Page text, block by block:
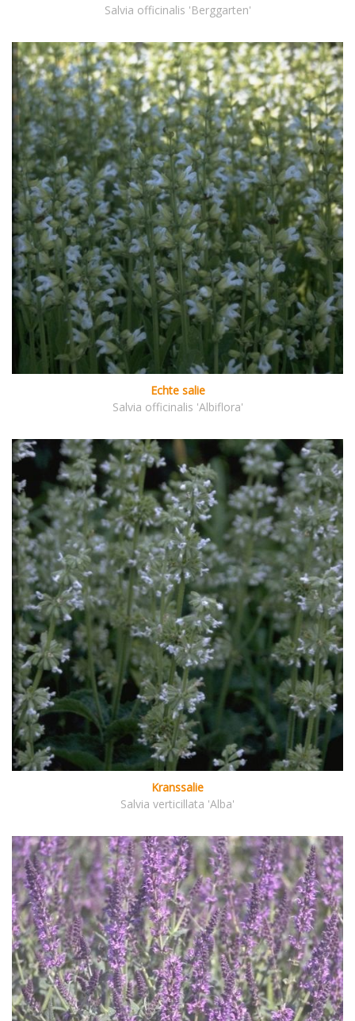
Salvia officinalis 'Berggarten'
Echte salie
Salvia officinalis 'Albiflora'
Kranssalie
Salvia verticillata 'Alba'